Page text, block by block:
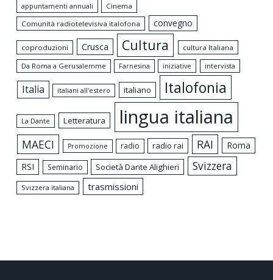
appuntamenti annuali
Cinema
Comunità radiotelevisiva italofona
convegno
coproduzioni Crusca Cultura
cultura Italiana
Da Roma a Gerusalemme
Farnesina iniziative intervista
Italia italiani all'estero italiano Italofonia
La Dante Letteratura lingua italiana
MAECI Promozione radio radio rai RAI
Roma
RSI
Seminario Società Dante Alighieri Svizzera
Svizzera italiana trasmissioni